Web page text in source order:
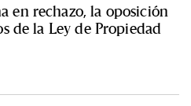
en rechazo, la oposición
de la Ley de Propiedad